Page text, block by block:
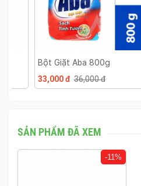
Bột Giặt Aba 800g
33,000 đ 36,000 đ
SẢN PHẨM ĐÃ XEM
-11%